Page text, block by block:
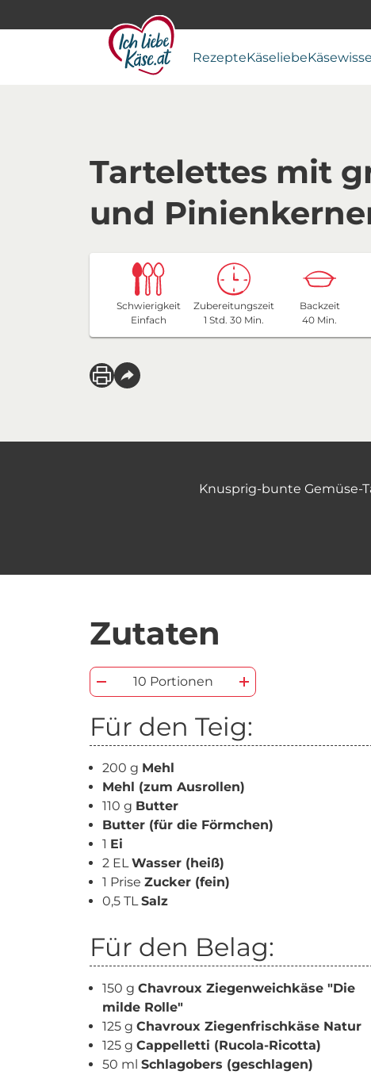
RezepteKäseliebe
Tartelettes mit
und
Schwierigkeit
Einfach
Zubereitungszeit
1 Std. 30 Min.
Backzeit
40 Min.
Knusprig-bunte Gemüse-
Zutaten
10 Portionen
Für den Teig:
200 g Mehl
Mehl (zum Ausrollen)
110 g Butter
Butter (für die Förmchen)
1 Ei
2 ELWasser (heiß)
1 Prise Zucker (fein)
0,5 TLSalz
Für den Belag:
150 g Chavroux Ziegenweichkäse "Die
milde Rolle"
125 g Chavroux Ziegenfrischkäse Natur
125 g Cappelletti (Rucola-Ricotta)
50 ml Schlagobers (geschlagen)